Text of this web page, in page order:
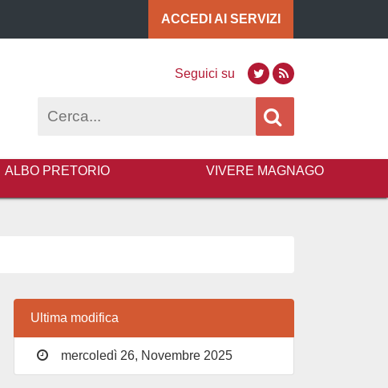
ACCEDI AI SERVIZI
Seguici su TwitterRSS
ALBO PRETORIO VIVERE MAGNAGO
Ultima modifica
mercoledì 26, Novembre 2025